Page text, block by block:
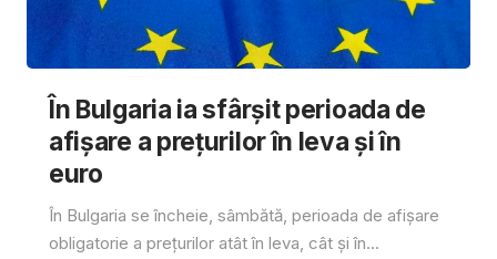
În Bulgaria ia sfârşit perioada de
afișare a prețurilor în ​​leva și în
euro
În Bulgaria se încheie, sâmbătă, perioada de afișare
obligatorie a prețurilor atât în ​​leva, cât și în...